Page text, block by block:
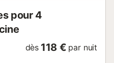
pour 4
dès 118 € par nuit